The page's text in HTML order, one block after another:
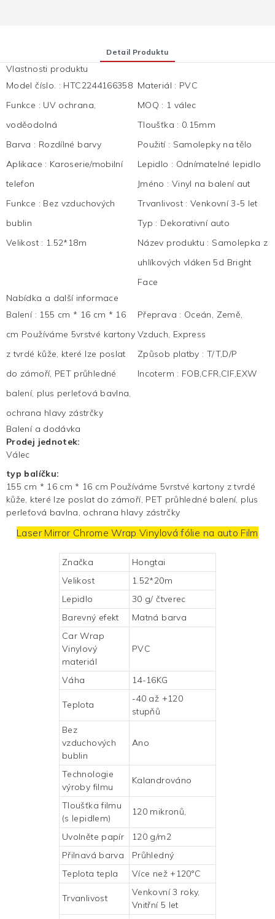
Detail Produktu
Vlastnosti produktu
Model číslo. : HTC2244166358 Materiál : PVC
Funkce : UV ochrana,
voděodolná
MOQ : 1 válec
Tloušťka : 0.15mm
Barva : Rozdílné barvy Použití : Samolepky na tělo
Aplikace : Karoserie/mobilní
telefon
Lepidlo : Odnímatelné lepidlo
Jméno : Vinyl na balení aut
Funkce : Bez vzduchových
bublin
Trvanlivost :Venkovní 3-5 let
Typ : Dekorativní auto
Velikost : 1.52*18m Název produktu : Samolepka z
uhlíkových vláken 5d Bright
Face
Nabídka a další informace
Balení : 155 cm * 16 cm * 16
cm Používáme 5vrstvé kartony
z tvrdé kůže, které lze poslat
do zámoří, PET průhledné
balení, plus perleťová bavlna,
ochrana hlavy zástrčky
Přeprava : Oceán, Země,
Vzduch, Express
Způsob platby : T/T,D/P
Incoterm : FOB,CFR,CIF,EXW
Balení a dodávka
Prodej jednotek:
Válec
typ balíčku:
155 cm * 16 cm * 16 cm Používáme 5vrstvé kartony z tvrdé
kůže, které lze poslat do zámoří, PET průhledné balení, plus
perleťová bavlna, ochrana hlavy zástrčky
Laser Mirror Chrome WrapVinylová fólie na auto Film
Značka
Hongtai
Velikost
1.52*20m
Lepidlo
30 g/ čtverec
Barevný efekt
Matná barva
Car Wrap
Vinylový
materiál
PVC
Váha 14-16KG
Teplota
-40 až +120
stupňů
Bez
vzduchových
bublin
Ano
Technologie
výroby filmu
Kalandrováno
Tloušťka filmu
(s lepidlem)
120 mikronů,
Uvolněte papír
120 g/m2
Přilnavá barva
Průhledný
Teplota tepla
Více než +120°C
Trvanlivost
Venkovní 3 roky,
Vnitřní 5 let